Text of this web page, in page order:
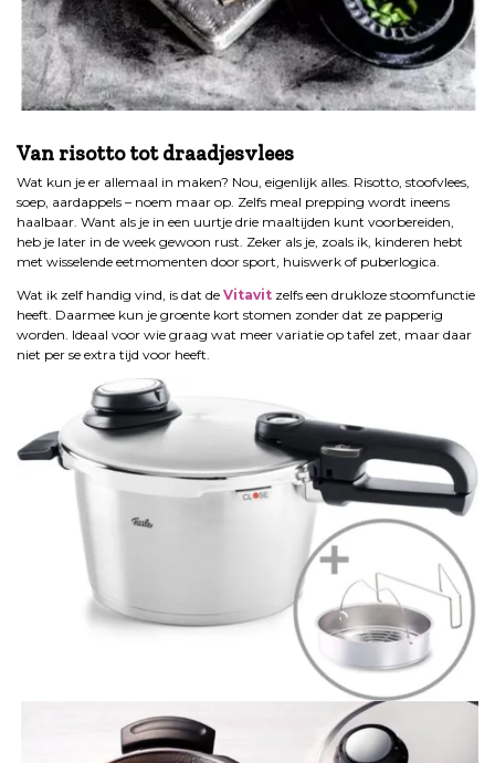
Van risotto tot draadjesvlees
Wat kun je er allemaal in maken? Nou, eigenlijk alles. Risotto, stoofvlees,
soep, aardappels – noem maar op. Zelfs meal prepping wordt ineens
haalbaar. Want als je in een uurtje drie maaltijden kunt voorbereiden,
heb je later in de week gewoon rust. Zeker als je, zoals ik, kinderen hebt
met wisselende eetmomenten door sport, huiswerk of puberlogica.
Wat ik zelf handig vind, is dat de Vitavit zelfs een drukloze stoomfunctie
heeft. Daarmee kun je groente kort stomen zonder dat ze papperig
worden. Ideaal voor wie graag wat meer variatie op tafel zet, maar daar
niet per se extra tijd voor heeft.